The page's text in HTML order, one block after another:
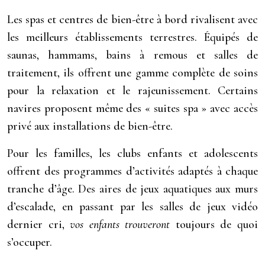
Les spas et centres de bien-être à bord rivalisent avec
les meilleurs établissements terrestres. Équipés de
saunas, hammams, bains à remous et salles de
traitement, ils offrent une gamme complète de soins
pour la relaxation et le rajeunissement. Certains
navires proposent même des « suites spa » avec accès
privé aux installations de bien-être.
Pour les familles, les clubs enfants et adolescents
offrent des programmes d’activités adaptés à chaque
tranche d’âge. Des aires de jeux aquatiques aux murs
d’escalade, en passant par les salles de jeux vidéo
dernier cri,vos enfants trouveront toujours de quoi
s’occuper.